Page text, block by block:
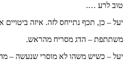
טוב לרע ….
יעל – כן, תכף נתייחס לזה. איזה
משתתפת – הדג מסריח מהראש.
יעל – כשיש משהו לא מוסרי שנעשה – מה